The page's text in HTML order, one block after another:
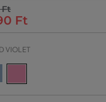
Ft
Ft
VIOLET